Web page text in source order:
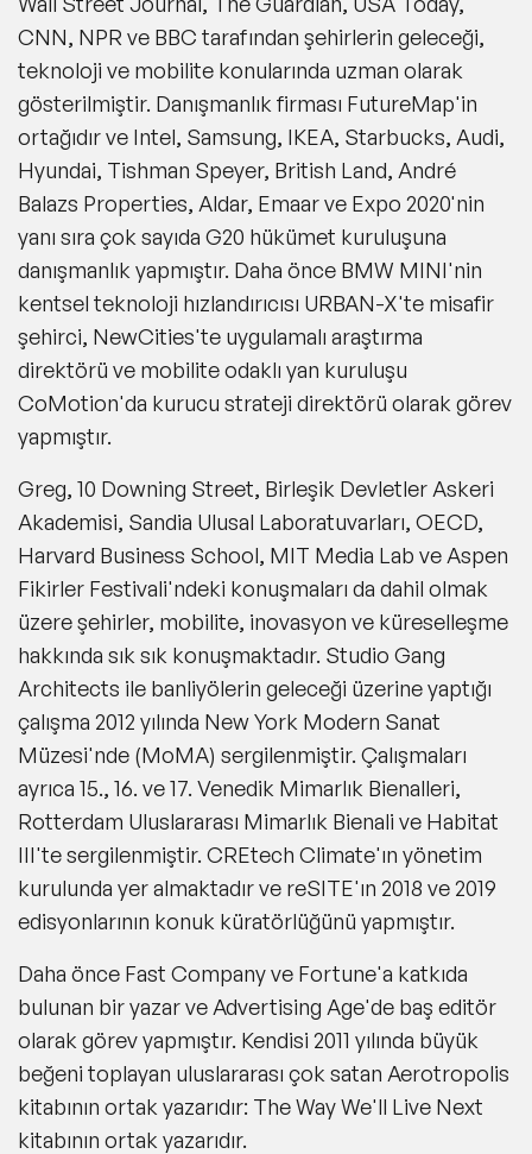
CNN, NPR ve BBC tarafından şehirlerin geleceği,
teknoloji ve mobilite konularında uzman olarak
gösterilmiştir. Danışmanlık firması FutureMap'in
ortağıdır ve Intel, Samsung, IKEA, Starbucks, Audi,
Hyundai, Tishman Speyer, British Land, André
Balazs Properties, Aldar, Emaar ve Expo 2020'nin
yanı sıra çok sayıda G20 hükümet kuruluşuna
danışmanlık yapmıştır. Daha önce BMW MINI'nin
kentsel teknoloji hızlandırıcısı URBAN-X'te misafir
şehirci, NewCities'te uygulamalı araştırma
direktörü ve mobilite odaklı yan kuruluşu
CoMotion'da kurucu strateji direktörü olarak görev
yapmıştır.
Greg, 10 Downing Street, Birleşik Devletler Askeri
Akademisi, Sandia Ulusal Laboratuvarları, OECD,
Harvard Business School, MIT Media Lab ve Aspen
Fikirler Festivali'ndeki konuşmaları da dahil olmak
üzere şehirler, mobilite, inovasyon ve küreselleşme
hakkında sık sık konuşmaktadır. Studio Gang
Architects ile banliyölerin geleceği üzerine yaptığı
çalışma 2012 yılında New York Modern Sanat
Müzesi'nde (MoMA) sergilenmiştir. Çalışmaları
ayrıca 15., 16. ve 17. Venedik Mimarlık Bienalleri,
Rotterdam Uluslararası Mimarlık Bienali ve Habitat
III'te sergilenmiştir. CREtech Climate'ın yönetim
kurulunda yer almaktadır ve reSITE'ın 2018 ve 2019
edisyonlarının konuk küratörlüğünü yapmıştır.
Daha önce Fast Company ve Fortune'a katkıda
bulunan bir yazar ve Advertising Age'de baş editör
olarak görev yapmıştır. Kendisi 2011 yılında büyük
beğeni toplayan uluslararası çok satan Aerotropolis
kitabının ortak yazarıdır: The Way We'll Live Next
kitabının ortak yazarıdır.